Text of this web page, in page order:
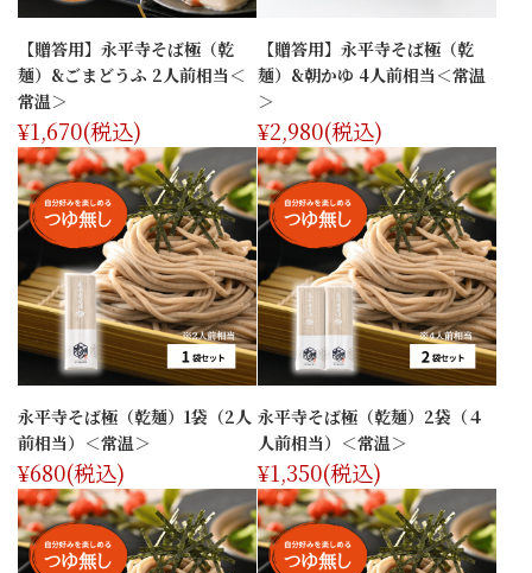
【贈答用】永平寺そば極（乾
麺）&ごまどうふ 2人前相当＜
常温＞
¥1,670(税込)
【贈答用】永平寺そば極（乾
麺）&朝かゆ 4人前相当＜常温
＞
¥2,980(税込)
永平寺そば極（乾麺）1袋（2人
前相当）＜常温＞
¥680(税込)
永平寺そば極（乾麺）2袋（４
人前相当）＜常温＞
¥1,350(税込)